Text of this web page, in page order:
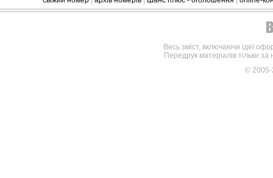
Весь зміст, включаючи ідеї
Передрук матеріалів тільки
©